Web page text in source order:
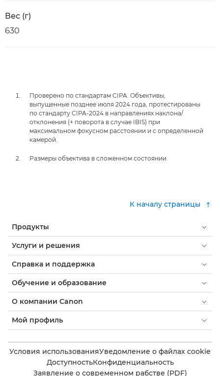
Вес (г)
630
Проверено по стандартам CIPA. Объективы,
выпущенные позднее июля 2024 года, протестированы
по стандарту CIPA-2024 в направлениях наклона/
отклонения (+ поворота в случае IBIS) при
максимальном фокусном расстоянии и с определенной
камерой.
Размеры объектива в сложенном состоянии
К началу страницы
Продукты
Услуги и решения
Справка и поддержка
Обучение и образование
О компании Canon
Мой профиль
Условия использованияУведомление о файлах cookie
ДоступностьКонфиденциальность
Заявление о современном рабстве (PDF)